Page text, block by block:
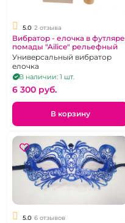
5.0 2 отзыва
Вибратор - елочка в футляре
помады "Ailice" рельефный
Универсальный вибратор
елочка
В наличии: 1 шт.
6 300 pуб.
В корзину
5.0 6 отзывов